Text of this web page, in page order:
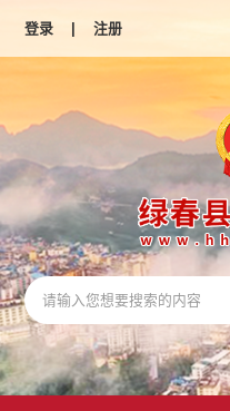
登录 | 注册